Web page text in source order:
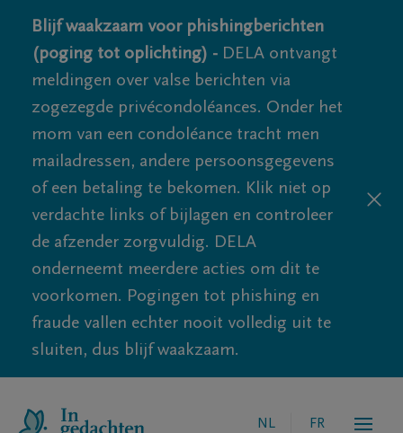
Blijf waakzaam voor phishingberichten
(poging tot oplichting) - DELA ontvangt
meldingen over valse berichten via
zogezegde privécondoléances. Onder het
mom van een condoléance tracht men
mailadressen, andere persoonsgegevens
of een betaling te bekomen. Klik niet op
verdachte links of bijlagen en controleer
de afzender zorgvuldig. DELA
onderneemt meerdere acties om dit te
voorkomen. Pogingen tot phishing en
fraude vallen echter nooit volledig uit te
sluiten, dus blijf waakzaam.
NL FR